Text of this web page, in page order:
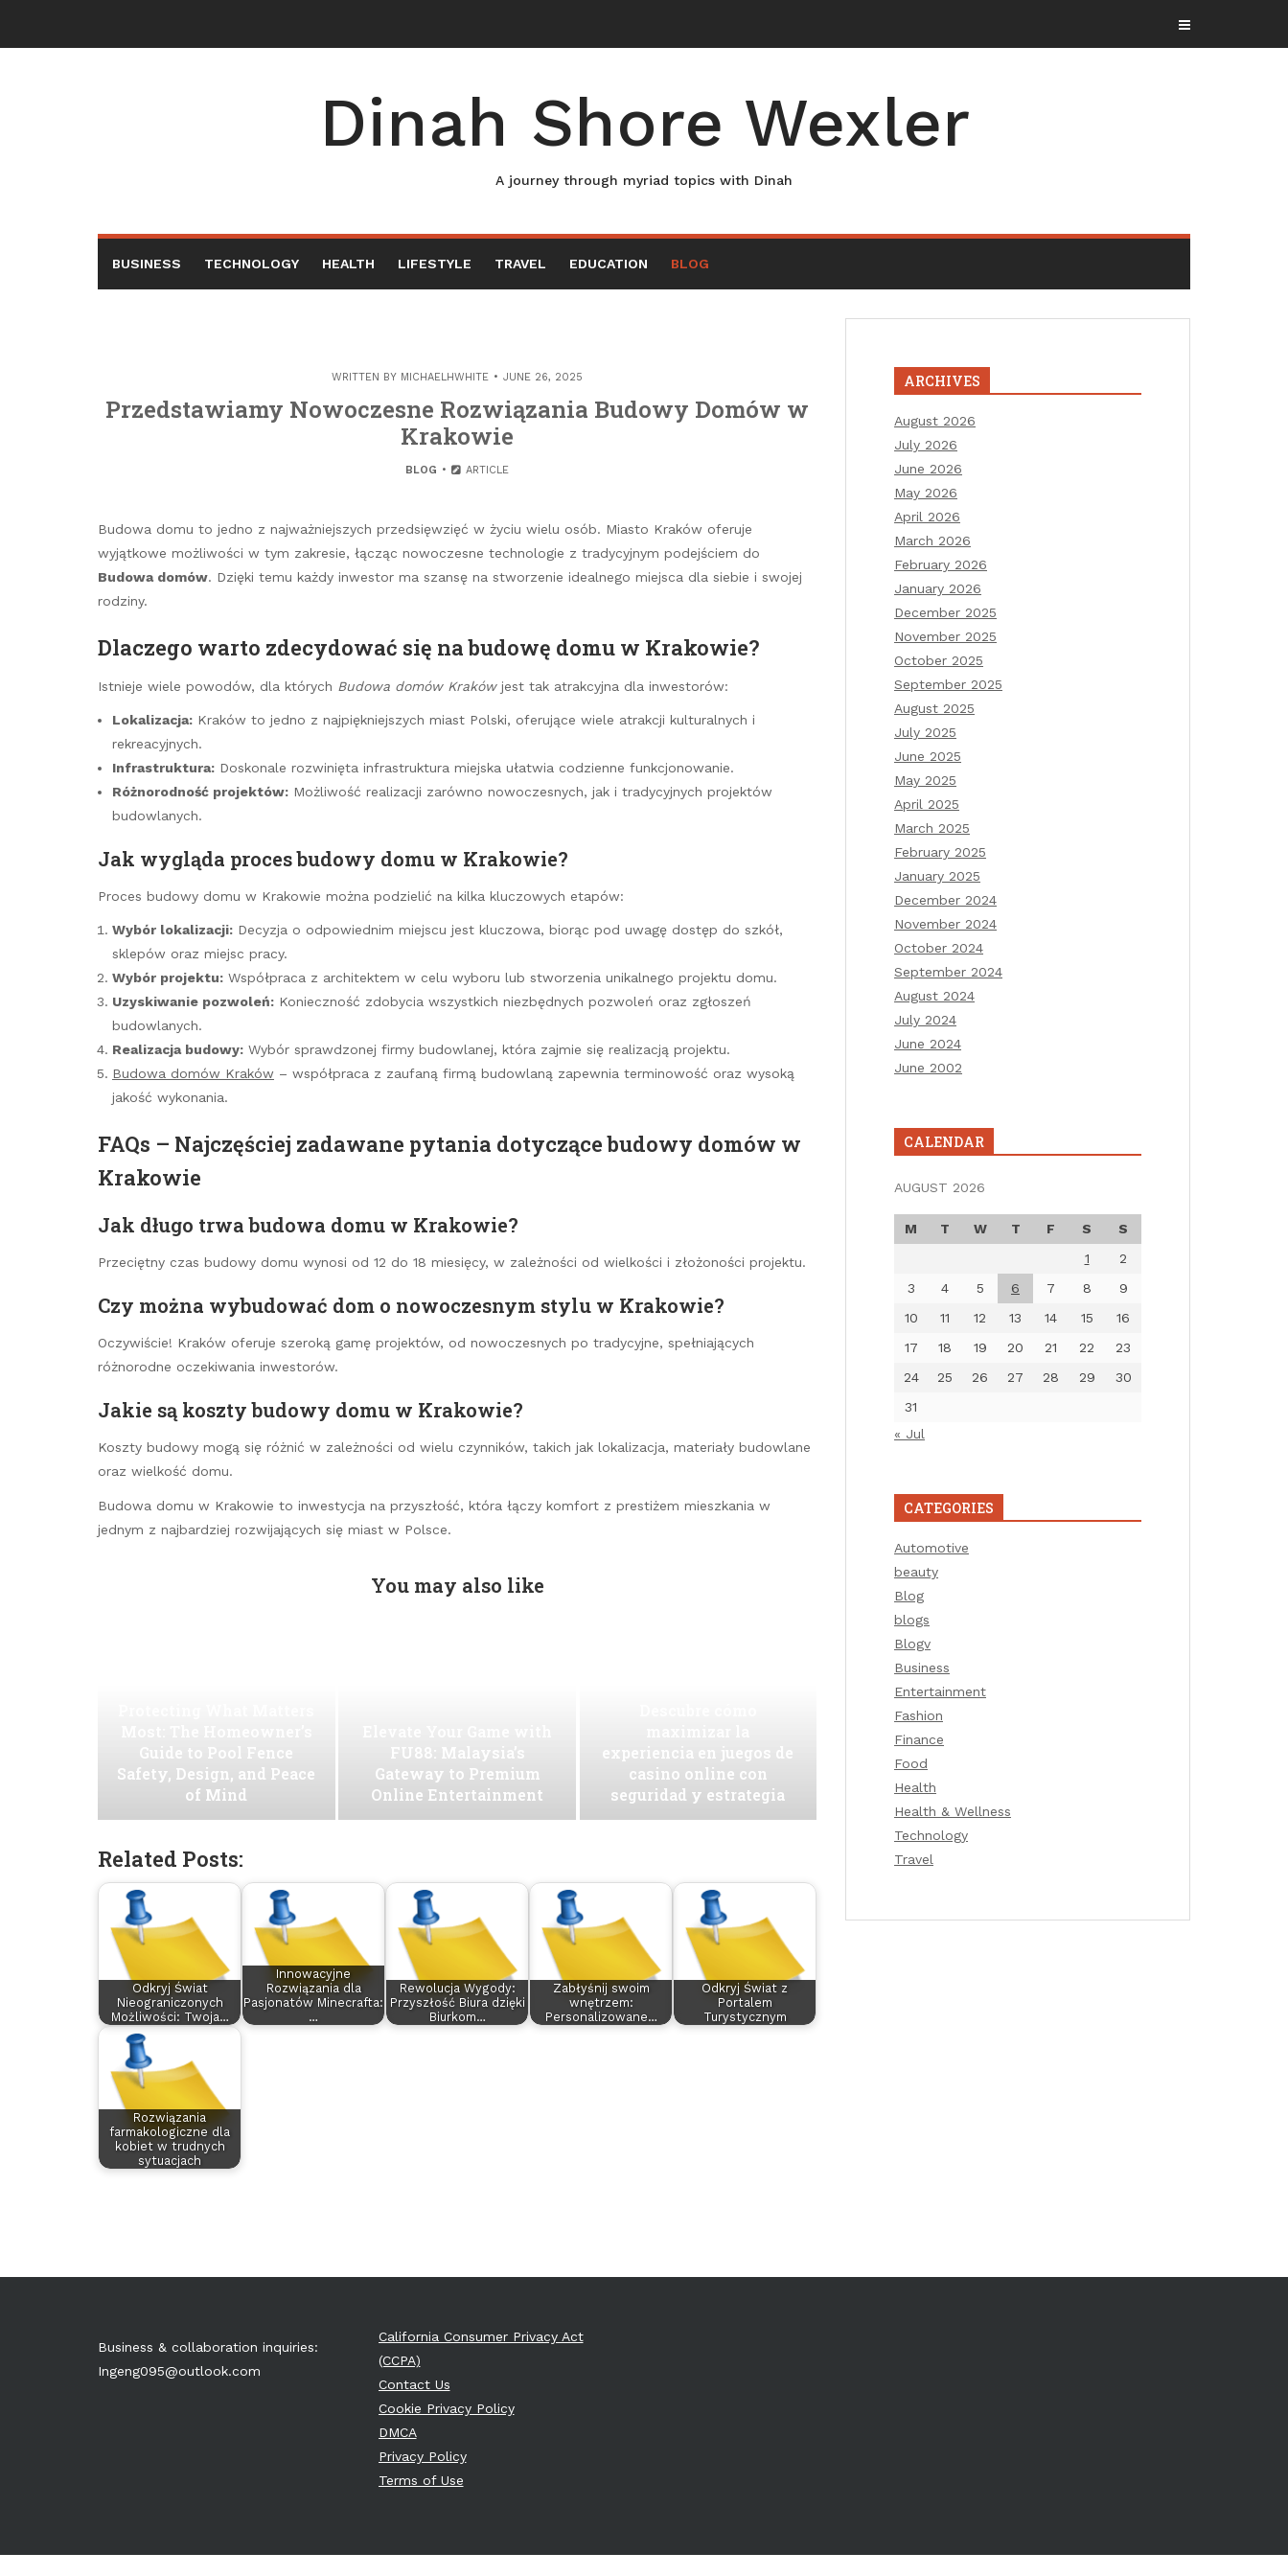
content
Dinah Shore Wexler
A journey through myriad topics with Dinah
BUSINESS TECHNOLOGY HEALTH LIFESTYLE TRAVEL EDUCATION BLOG
WRITTEN BY MICHAELHWHITE JUNE 26, 2025
Przedstawiamy Nowoczesne Rozwiązania Budowy Domów w
Krakowie
BLOG ARTICLE
Budowa domu to jedno z najważniejszych przedsięwzięć w życiu wielu osób. Miasto Kraków oferuje
wyjątkowe możliwości w tym zakresie, łącząc nowoczesne technologie z tradycyjnym podejściem do
Budowa domów. Dzięki temu każdy inwestor ma szansę na stworzenie idealnego miejsca dla siebie i swojej
rodziny.
Dlaczego warto zdecydować się na budowę domu w Krakowie?
Istnieje wiele powodów, dla których Budowa domów Krakówjest tak atrakcyjna dla inwestorów:
Lokalizacja: Kraków to jedno z najpiękniejszych miast Polski, oferujące wiele atrakcji kulturalnych i
rekreacyjnych.
Infrastruktura: Doskonale rozwinięta infrastruktura miejska ułatwia codzienne funkcjonowanie.
Różnorodność projektów: Możliwość realizacji zarówno nowoczesnych, jak i tradycyjnych projektów
budowlanych.
Jak wygląda proces budowy domu w Krakowie?
Proces budowy domu w Krakowie można podzielić na kilka kluczowych etapów:
Wybór lokalizacji: Decyzja o odpowiednim miejscu jest kluczowa, biorąc pod uwagę dostęp do szkół,
sklepów oraz miejsc pracy.
Wybór projektu: Współpraca z architektem w celu wyboru lub stworzenia unikalnego projektu domu.
Uzyskiwanie pozwoleń: Konieczność zdobycia wszystkich niezbędnych pozwoleń oraz zgłoszeń
budowlanych.
Realizacja budowy: Wybór sprawdzonej firmy budowlanej, która zajmie się realizacją projektu.
Budowa domów Kraków – współpraca z zaufaną firmą budowlaną zapewnia terminowość oraz wysoką
jakość wykonania.
FAQs – Najczęściej zadawane pytania dotyczące budowy domów w
Krakowie
Jak długo trwa budowa domu w Krakowie?
Przeciętny czas budowy domu wynosi od 12 do 18 miesięcy, w zależności od wielkości i złożoności projektu.
Czy można wybudować dom o nowoczesnym stylu w Krakowie?
Oczywiście! Kraków oferuje szeroką gamę projektów, od nowoczesnych po tradycyjne, spełniających
różnorodne oczekiwania inwestorów.
Jakie są koszty budowy domu w Krakowie?
Koszty budowy mogą się różnić w zależności od wielu czynników, takich jak lokalizacja, materiały budowlane
oraz wielkość domu.
Budowa domu w Krakowie to inwestycja na przyszłość, która łączy komfort z prestiżem mieszkania w
jednym z najbardziej rozwijających się miast w Polsce.
You may also like
Guide to Pool Fence
Safety, Design, and Peace
of Mind
FU88: Malaysia’s
Gateway to Premium
Online Entertainment
experiencia en juegos de
casino online con
seguridad y estrategia
Related Posts:
Odkryj Świat
Nieograniczonych
Możliwości: Twoja…
Innowacyjne
Rozwiązania dla
Pasjonatów Minecrafta:
…
Rewolucja Wygody:
Przyszłość Biura dzięki
Biurkom…
Zabłyśnij swoim
wnętrzem:
Personalizowane…
Odkryj Świat z
Portalem
Turystycznym
Rozwiązania
farmakologiczne dla
kobiet w trudnych
sytuacjach
ARCHIVES
August 2026
July 2026
June 2026
May 2026
April 2026
March 2026
February 2026
January 2026
December 2025
November 2025
October 2025
September 2025
August 2025
July 2025
June 2025
May 2025
April 2025
March 2025
February 2025
January 2025
December 2024
November 2024
October 2024
September 2024
August 2024
July 2024
June 2024
June 2002
CALENDAR
AUGUST 2026
M T W T F S
S
1
2
3
4 5 6 7 8
9
10
11 12 13 14 15
16
17
18 19 20 21 22
23
24
25 26 27 28 29
30
31
« Jul
CATEGORIES
Automotive
beauty
Blog
blogs
Blogv
Business
Entertainment
Fashion
Finance
Food
Health
Health & Wellness
Technology
Travel
Business & collaboration inquiries:
Ingeng095@outlook.com
California Consumer Privacy Act
(CCPA)
Contact Us
Cookie Privacy Policy
DMCA
Privacy Policy
Terms of Use